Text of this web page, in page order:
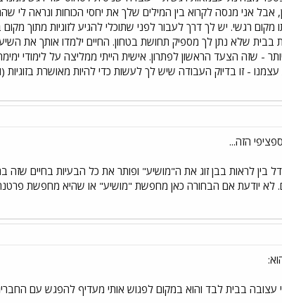
אבל אני מנסה לקרוא בין המילים שלך את יחסי הכוחות ונראה לי
רגשי. יש לך דרך לעבור לפני שתוכלי להגיע לזוגיות מתוך
בבית שלא נתן לך מספיק תחושת בטחון. החיים ילמדו אותך את
- שזה הצעד הראשון לפתרון. אישית הייתי ממליצה על לימודי
- זו בדיוק העבודה שיש לך לעשות כדי להיות מאושרת בזוגיות
הזה...
לראות בבן זוג את ה"מושיע" ופותר את כל הבעיות בחיים שזה
לא יודעת אם הבחורה כאן מחפשת "מושיע" או שהיא מחפשת
עצובה בבית לבד והוא במקום לפגוש אותי מעדיף להפגש עם החברים